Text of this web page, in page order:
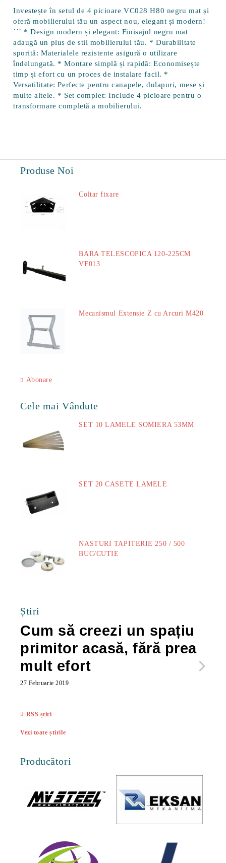
Investește în setul de 4 picioare VC028 H80 negru mat și
oferă mobilierului tău un aspect nou, elegant și modern!
``` *Design modern și elegant: Finisajul negru mat
adaugă un plus de stil mobilierului tău. *Durabilitate
sporită: Materialele rezistente asigură o utilizare
îndelungată. *Montare simplă și rapidă: Economisește
timp și efort cu un proces de instalare facil. *
Versatilitate: Perfecte pentru canapele, dulapuri, mese și
multe altele. * Set complet: Include 4 picioare pentru o
transformare completă a mobilierului.
Produse Noi
Coltar fixare
BARA TELESCOPICA 120-225CM
VF013
Mecanismul Extensie Z cu Arcuri M420
Abonare
Cele mai Vândute
SET 10 LAMELE SOMIERA 53MM
SET 20 CASETE LAMELE
NASTURI TAPITERIE 250 / 500
BUC/CUTIE
Știri
Cum să creezi un spațiu
primitor acasă, fără prea
mult efort
27 Februarie 2019
RSS știri
Vezi toate știrile
Producători